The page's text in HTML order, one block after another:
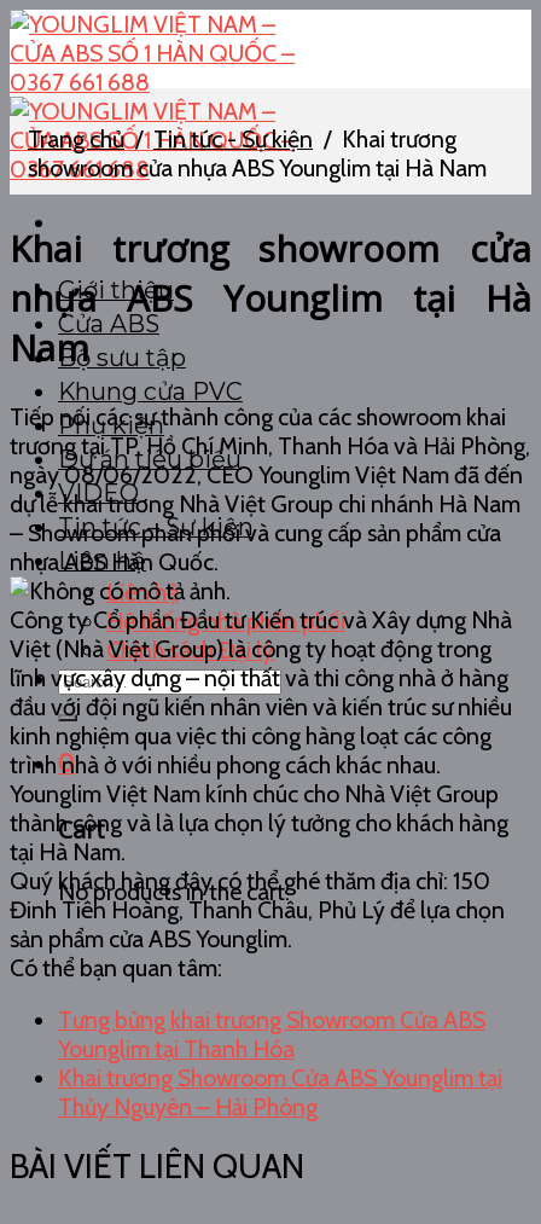
Skip
to
content
Giới thiệu
Cửa ABS
Bộ sưu tập
Khung cửa PVC
Phụ kiện
Dự án tiêu biểu
VIDEO
Tin tức – Sự kiện
Liên hệ
Liên hệ
Hệ thống nhà phân phối
Chính sách Đại lý
Search
for:
0
Cart
No products in the cart.
Trang chủ / Tin tức - Sự kiện / Khai trương
showroom cửa nhựa ABS Younglim tại Hà Nam
Khai trương showroom cửa
nhựa ABS Younglim tại Hà
Nam
Tiếp nối các sự thành công của các showroom khai
trương tại TP. Hồ Chí Minh, Thanh Hóa và Hải Phòng,
ngày 08/06/2022, CEO Younglim Việt Nam đã đến
dự lễ khai trương Nhà Việt Group chi nhánh Hà Nam
– Showroom phân phối và cung cấp sản phẩm cửa
nhựa ABS Hàn Quốc.
Công ty Cổ phần Đầu tư Kiến trúc và Xây dựng Nhà
Việt (Nhà Việt Group) là công ty hoạt động trong
lĩnh vực xây dựng – nội thất và thi công nhà ở hàng
đầu với đội ngũ kiến nhân viên và kiến trúc sư nhiều
kinh nghiệm qua việc thi công hàng loạt các công
trình nhà ở với nhiều phong cách khác nhau.
Younglim Việt Nam kính chúc cho Nhà Việt Group
thành công và là lựa chọn lý tưởng cho khách hàng
tại Hà Nam.
Quý khách hàng đây có thể ghé thăm địa chỉ: 150
Đinh Tiên Hoàng, Thanh Châu, Phủ Lý để lựa chọn
sản phẩm cửa ABS Younglim.
Có thể bạn quan tâm:
Tưng bừng khai trương Showroom Cửa ABS
Younglim tại Thanh Hóa
Khai trương Showroom Cửa ABS Younglim tại
Thủy Nguyên – Hải Phòng
BÀI VIẾT LIÊN QUAN